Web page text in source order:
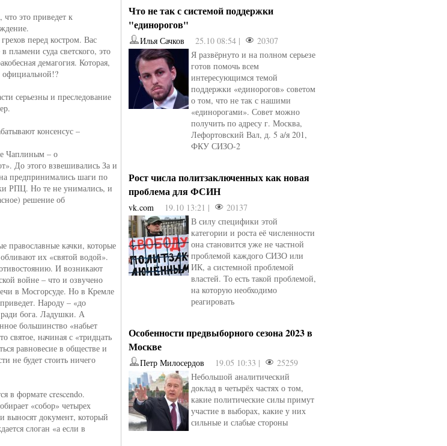
это приведет к
перед костром. Вас
пламени суда светского, это
демагогия. Которая,
официальной!?
серьезны и преследование
консенсус –
Чаплиным – о
До этого взвешивались За и
предпринимались шаги по
РПЦ. Но те не унимались, и
решение об
православные качки, которые
их «святой водой».
И возникают
войне – что и озвучено
в Мосгорсуде. Но в Кремле
Народу – «до
бога. Ладушки. А
большинство «набьет
святое, начиная с «тридцать
равновесие в обществе и
не будет стоить ничего
в формате crescendo.
«собор» четырех
документ, который
слоган «а если в
Что не так с системой поддержки
"единорогов"
Илья Сачков 25.10 08:54 |
20307
Я развёрнуто и на полном серьезе
готов помочь всем
интересующимся темой
поддержки «единорогов» советом
о том, что не так с нашими
«единорогами». Совет можно
получить по адресу г. Москва,
Лефортовский Вал, д. 5 а/я 201,
ФКУ СИЗО-2
Рост числа политзаключенных как новая
проблема для ФСИН
vk.com 19.10 13:21 |
20137
В силу специфики этой
категории и роста её численности
она становится уже не частной
проблемой каждого СИЗО или
ИК, а системной проблемой
властей. То есть такой проблемой,
на которую необходимо
реагировать
Особенности предвыборного сезона 2023 в
Москве
Петр Милосердов 19.05 10:33 |
25259
Небольшой аналитический
доклад в четырёх частях о том,
какие политические силы примут
участие в выборах, какие у них
сильные и слабые стороны